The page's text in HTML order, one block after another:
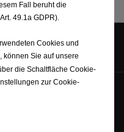
Fall beruht die
49.1a GDPR).
Cookies und
können Sie auf unsere
die Schaltfläche Cookie-
zur Cookie-